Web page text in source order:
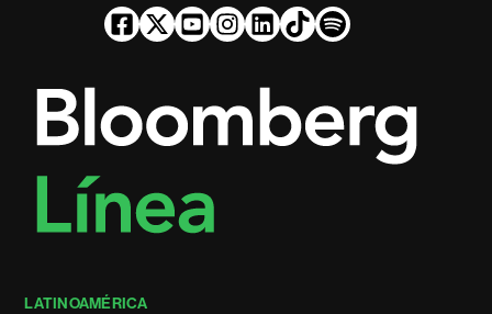
LATINOAMÉRICA